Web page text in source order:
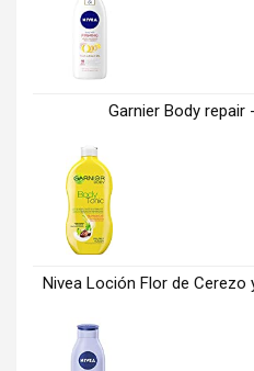
Garnier Body repair
Nivea Loción Flor de